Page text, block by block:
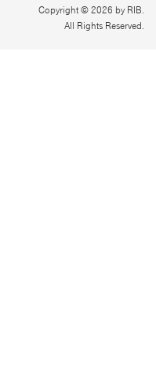
Copyright © 2026 by RIB.
All Rights Reserved.